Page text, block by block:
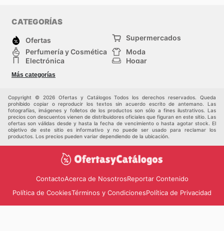
CATEGORÍAS
Ofertas
Supermercados
Perfumería y Cosmética
Moda
Electrónica
Hogar
Deporte
Juguetes y bebés
Más categorías
Copyright © 2026 Ofertas y Catálogos Todos los derechos reservados. Queda
prohibido copiar o reproducir los textos sin acuerdo escrito de antemano. Las
fotografías, imágenes y folletos de los productos son sólo a fines ilustrativos. Las
precios con descuentos vienen de distribuidores oficiales que figuran en este sitio. Las
ofertas son válidas desde y hasta la fecha de vencimiento o hasta agotar stock. El
objetivo de este sitio es informativo y no puede ser usado para reclamar los
productos. Los precios pueden variar dependiendo de la ubicación.
ContactoAcerca de NosotrosReportar Contenido
Política de CookiesTérminos y CondicionesPolítica de Privacidad